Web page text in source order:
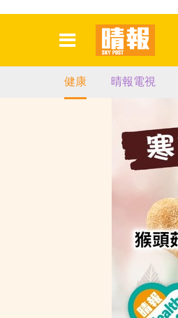
健康 晴報電視